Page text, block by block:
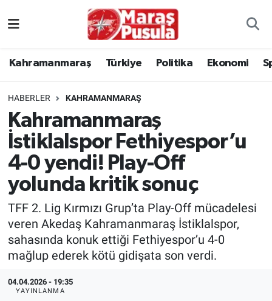
Kahramanmaraş Türkiye Politika Ekonomi
HABERLER KAHRAMANMARAŞ
Kahramanmaraş
İstiklalspor Fethiyespor’u
4-0 yendi! Play-Off
yolunda kritik sonuç
TFF 2. Lig Kırmızı Grup’ta Play-Off mücadelesi
veren Akedaş Kahramanmaraş İstiklalspor,
sahasında konuk ettiği Fethiyespor’u 4-0
mağlup ederek kötü gidişata son verdi.
04.04.2026 - 19:35
YAYINLANMA
Politika
Ekonomi
Spor
Kültür Sanat
Sağlık
TEKNOLOJİ
İstanbul Trafik Yoğunluk Haritası
Süper Lig Puan Durumu ve Fikstür
Tüm Manşetler
Son Dakika Haberleri
Haber Arşivi